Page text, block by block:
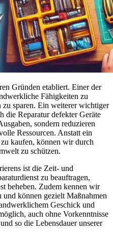
Gründen etabliert. Einer der
Fähigkeiten zu
sparen. Ein weiterer wichtiger
die Reparatur defekter Geräte
sondern reduzieren
Ressourcen. Anstatt ein
kaufen, können wir durch
zu schützen.
ist die Zeit- und
zu beauftragen,
beheben. Zudem kennen wir
und können gezielt Maßnahmen
Geschick und
auch ohne Vorkenntnisse
so die Lebensdauer unserer